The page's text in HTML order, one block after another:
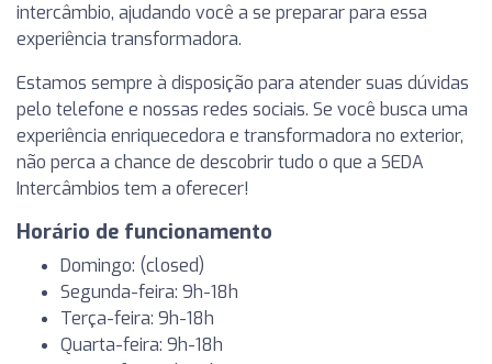
intercâmbio, ajudando você a se preparar para essa
experiência transformadora.
Estamos sempre à disposição para atender suas dúvidas
pelo telefone e nossas redes sociais. Se você busca uma
experiência enriquecedora e transformadora no exterior,
não perca a chance de descobrir tudo o que a SEDA
Intercâmbios tem a oferecer!
Horário de funcionamento
Domingo: (closed)
Segunda-feira: 9h-18h
Terça-feira: 9h-18h
Quarta-feira: 9h-18h